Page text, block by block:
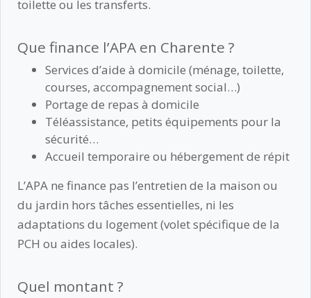
toilette ou les transferts.
Que finance l’APA en Charente ?
Services d’aide à domicile (ménage, toilette,
courses, accompagnement social…)
Portage de repas à domicile
Téléassistance, petits équipements pour la
sécurité…
Accueil temporaire ou hébergement de répit
L’APA ne finance pas l’entretien de la maison ou
du jardin hors tâches essentielles, ni les
adaptations du logement (volet spécifique de la
PCH ou aides locales).
Quel montant ?